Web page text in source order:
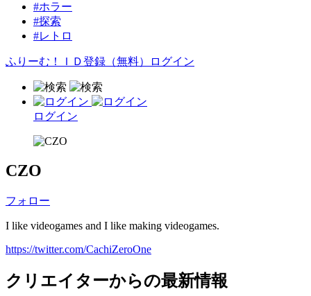
#ホラー
#探索
#レトロ
ふりーむ！ＩＤ登録（無料） ログイン
ログイン
CZO
フォロー
I like videogames and I like making videogames.
https://twitter.com/CachiZeroOne
クリエイターからの最新情報